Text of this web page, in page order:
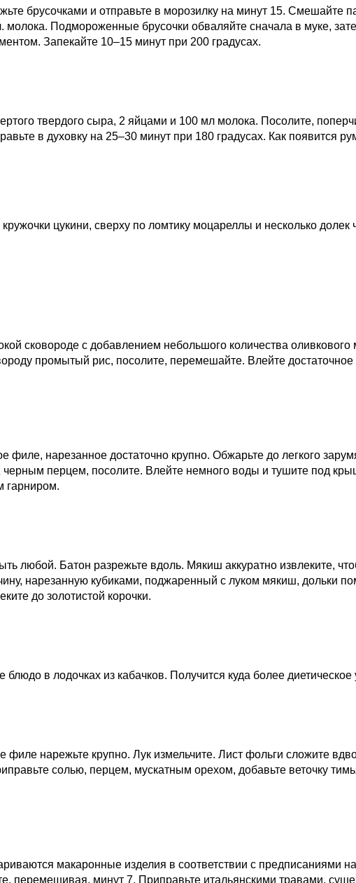
брусочками и отправьте в морозилку на минут 15.
молока. Подмороженные брусочки обваляйте сначала в муке,
Запекайте 10–15 минут при 200 градусах.
твердого сыра, 2 яйцами и 100 мл молока. Посолите,
в духовку на 25–30 минут при 180 градусах. Как появится
цукини, сверху по ломтику моцареллы и несколько долек
сковороде с добавлением небольшого количества
промытый рис, посолите, перемешайте. Влейте
филе, нарезанное достаточно крупно. Обжарьте до легкого
черным перцем, посолите. Влейте немного воды и тушите под
гарниром.
любой. Батон разрежьте вдоль. Мякиш аккуратно извлеките,
нарезанную кубиками, поджаренный с луком мякиш, дольки
до золотистой корочки.
в лодочках из кабачков. Получится куда более диетическое
нарежьте крупно. Лук измельчите. Лист фольги сложите
солью, перцем, мускатным орехом, добавьте веточку
макаронные изделия в соответствии с предписаниями на
перемешивая, минут 7. Приправьте итальянскими травами,